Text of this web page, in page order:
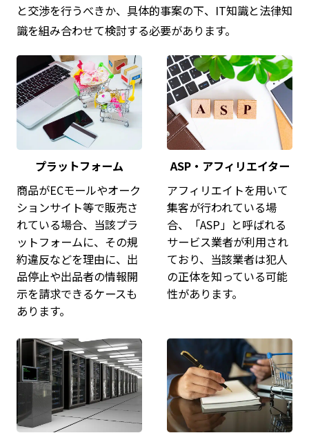
と交渉を行うべきか、具体的事案の下、IT知識と法律知
識を組み合わせて検討する必要があります。
プラットフォーム
商品がECモールやオーク
ションサイト等で販売さ
れている場合、当該プラ
ットフォームに、その規
約違反などを理由に、出
品停止や出品者の情報開
示を請求できるケースも
あります。
ASP・アフィリエイター
アフィリエイトを用いて
集客が行われている場
合、「ASP」と呼ばれる
サービス業者が利用され
ており、当該業者は犯人
の正体を知っている可能
性があります。